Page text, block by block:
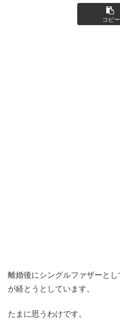
コピー
離婚後にシングルファザーと
が経とうとしています。
たまに思うわけです。